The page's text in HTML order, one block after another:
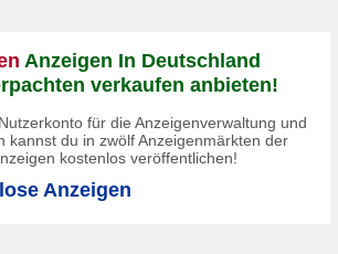
Anzeigen In Deutschland
verkaufen anbieten!
für die Anzeigenverwaltung und
kannst du in zwölf Anzeigenmärkten der
kostenlos veröffentlichen!
Anzeigen